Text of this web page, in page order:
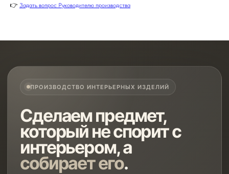
👉 Задать вопрос Руководителю производства
ПРОИЗВОДСТВО ИНТЕРЬЕРНЫХ ИЗДЕЛИЙ
Сделаем предмет,
который не спорит с
интерьером, а
собирает его.